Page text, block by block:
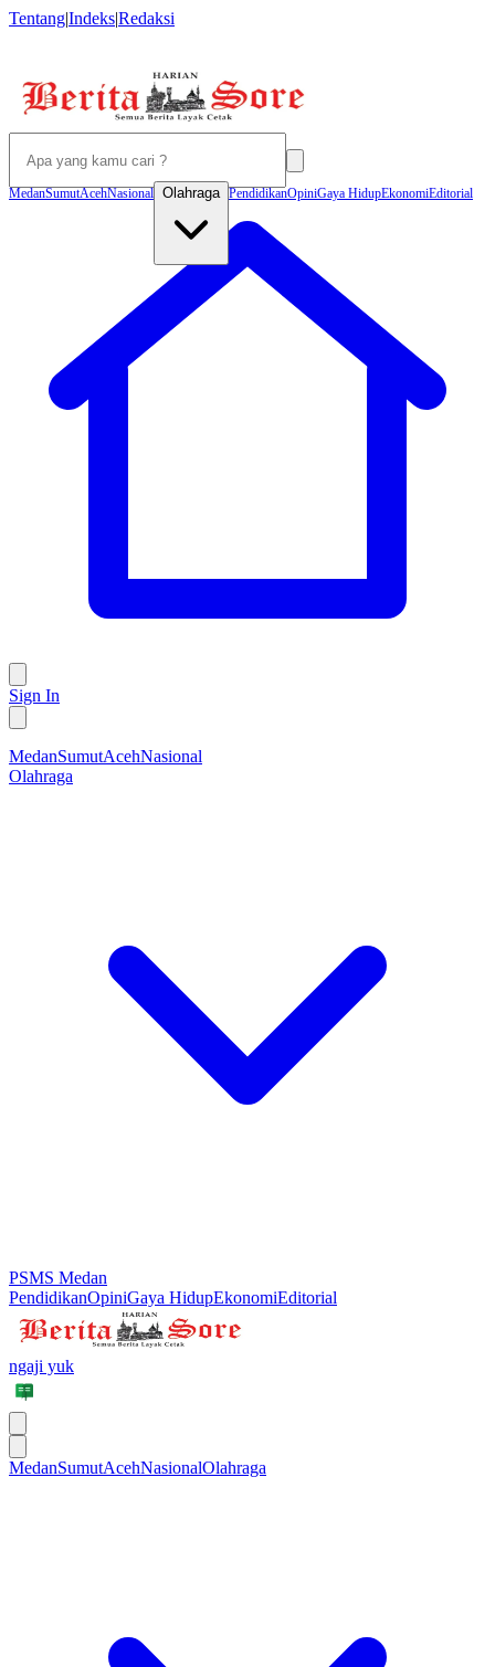
Tentang|Indeks|Redaksi
MedanSumutAcehNasional Olahraga PendidikanOpiniGaya HidupEkonomiEditorial
Sign In
MedanSumutAcehNasional
Olahraga
PSMS Medan
PendidikanOpiniGaya HidupEkonomiEditorial
ngaji yuk
MedanSumutAcehNasionalOlahraga